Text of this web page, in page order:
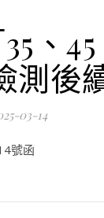
、
後
03-14
號函